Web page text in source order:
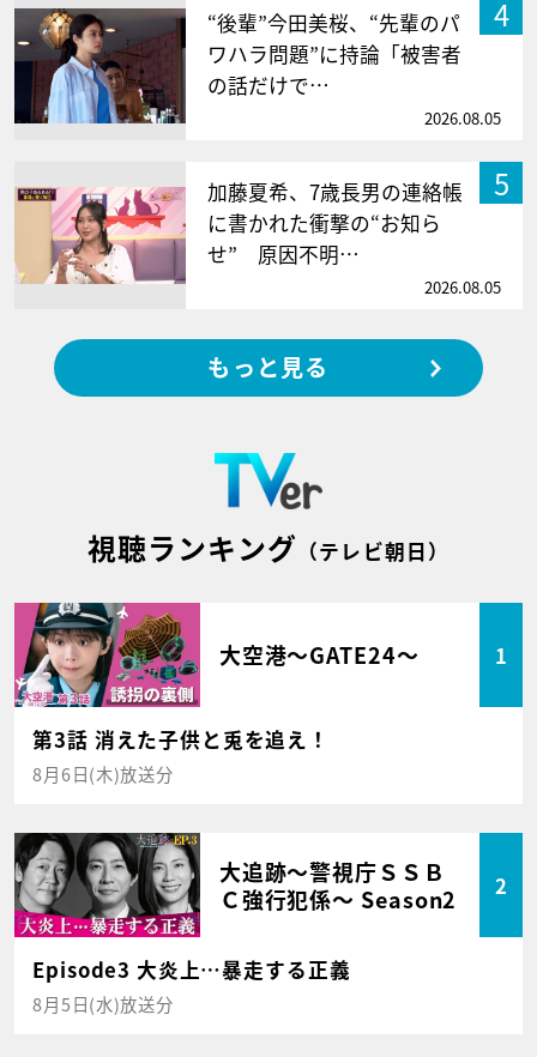
4
“後輩”今田美桜、“先輩のパ
ワハラ問題”に持論「被害者
の話だけで…
2026.08.05
5
加藤夏希、7歳長男の連絡帳
に書かれた衝撃の“お知ら
せ” 原因不明…
2026.08.05
もっと見る
視聴ランキング （テレビ朝日）
大空港～GATE24～ 1
第3話 消えた子供と兎を追え！
8月6日(木)放送分
大追跡～警視庁ＳＳＢ
Ｃ強行犯係～ Season2
2
Episode3 大炎上…暴走する正義
8月5日(水)放送分